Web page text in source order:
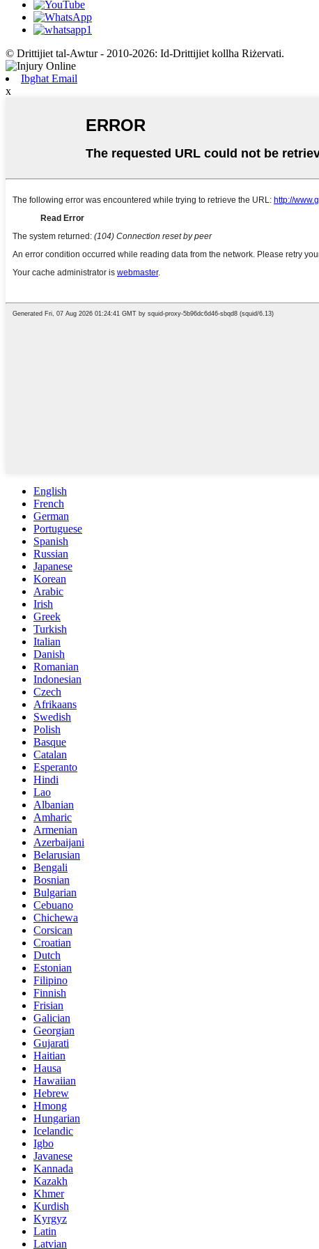
© Drittijiet tal-Awtur - 2010-2026: Id-Drittijiet kollha Riżervati.
Ibgħat Email
x
English
French
German
Portuguese
Spanish
Russian
Japanese
Korean
Arabic
Irish
Greek
Turkish
Italian
Danish
Romanian
Indonesian
Czech
Afrikaans
Swedish
Polish
Basque
Catalan
Esperanto
Hindi
Lao
Albanian
Amharic
Armenian
Azerbaijani
Belarusian
Bengali
Bosnian
Bulgarian
Cebuano
Chichewa
Corsican
Croatian
Dutch
Estonian
Filipino
Finnish
Frisian
Galician
Georgian
Gujarati
Haitian
Hausa
Hawaiian
Hebrew
Hmong
Hungarian
Icelandic
Igbo
Javanese
Kannada
Kazakh
Khmer
Kurdish
Kyrgyz
Latin
Latvian